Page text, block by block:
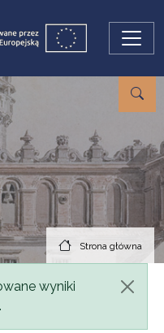
Strona główna
wyniki